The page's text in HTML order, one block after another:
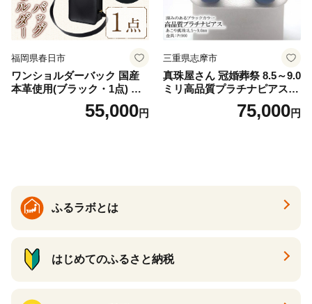
福岡県春日市
ワンショルダーバック 国産
本革使用(ブラック・1点) 鞄
バック バッグ カバン レザー
国産 日本製 牛革 黒 革 革製
55,000円
三重県志摩市
真珠屋さん 冠婚葬祭 8.5～9.0
ミリ高品質プラチナピアス P
t900 志摩産アコヤ真珠 ブラ
ックパール 黒真珠75,000円
ふるラボとは
はじめてのふるさと納税